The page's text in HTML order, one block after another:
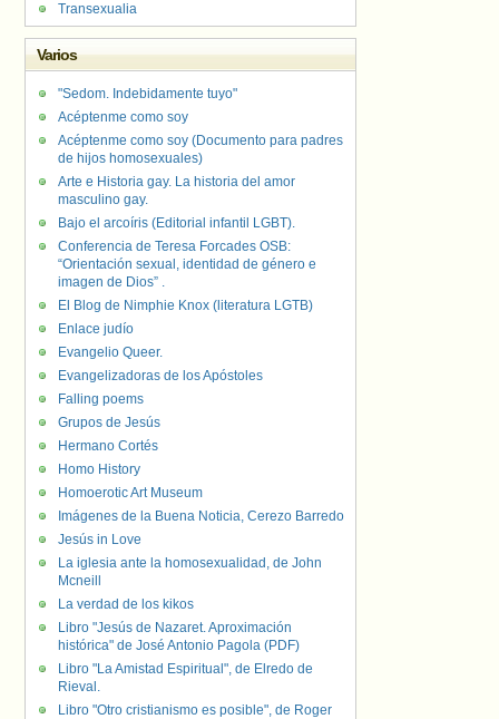
Transexualia
Varios
"Sedom. Indebidamente tuyo"
Acéptenme como soy
Acéptenme como soy (Documento para padres
de hijos homosexuales)
Arte e Historia gay. La historia del amor
masculino gay.
Bajo el arcoíris (Editorial infantil LGBT).
Conferencia de Teresa Forcades OSB:
“Orientación sexual, identidad de género e
imagen de Dios” .
El Blog de Nimphie Knox (literatura LGTB)
Enlace judío
Evangelio Queer.
Evangelizadoras de los Apóstoles
Falling poems
Grupos de Jesús
Hermano Cortés
Homo History
Homoerotic Art Museum
Imágenes de la Buena Noticia, Cerezo Barredo
Jesús in Love
La iglesia ante la homosexualidad, de John
Mcneill
La verdad de los kikos
Libro "Jesús de Nazaret. Aproximación
histórica" de José Antonio Pagola (PDF)
Libro "La Amistad Espiritual", de Elredo de
Rieval.
Libro "Otro cristianismo es posible", de Roger